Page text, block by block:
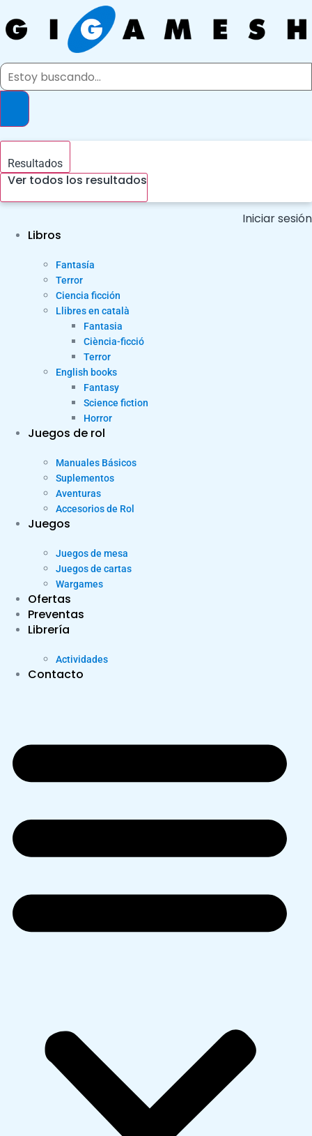
al
contenido
Search
Resultados
Ver todos los resultados
Iniciar sesión
Libros
Fantasía
Terror
Ciencia ficción
Llibres en català
Fantasia
Ciència-ficció
Terror
English books
Fantasy
Science fiction
Horror
Juegos de rol
Manuales Básicos
Suplementos
Aventuras
Accesorios de Rol
Juegos
Juegos de mesa
Juegos de cartas
Wargames
Ofertas
Preventas
Librería
Actividades
Contacto